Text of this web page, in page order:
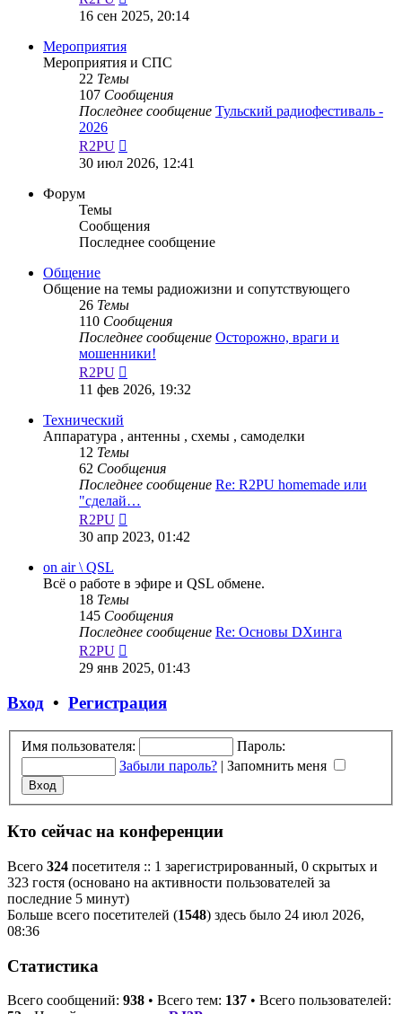
к
16 сен 2025, 20:14
Мероприятия
Мероприятия и СПС
22 Темы
107 Сообщения
Последнее сообщение Тульский радиофестиваль -
2026
R2PU
к
30 июл 2026, 12:41
Форум
Темы
Сообщения
Последнее сообщение
Общение
Общение на темы радиожизни и сопутствующего
26 Темы
110 Сообщения
Последнее сообщение Осторожно, враги и
мошенники!
R2PU
к
11 фев 2026, 19:32
Технический
Аппаратура , антенны , схемы , самоделки
12 Темы
62 Сообщения
Последнее сообщение Re: R2PU homemade или
"сделай…
R2PU
к
30 апр 2023, 01:42
on air \ QSL
Всё о работе в эфире и QSL обмене.
18 Темы
145 Сообщения
Последнее сообщение Re: Основы DXинга
R2PU
к
29 янв 2025, 01:43
Вход • Регистрация
Имя пользователя:
Пароль:
Забыли пароль? | Запомнить меня
Кто сейчас на конференции
Всего 324 посетителя :: 1 зарегистрированный, 0 скрытых и
323 гостя (основано на активности пользователей за
последние 5 минут)
Больше всего посетителей (1548) здесь было 24 июл 2026,
08:36
Статистика
Всего сообщений: 938 • Всего тем: 137 • Всего пользователей: